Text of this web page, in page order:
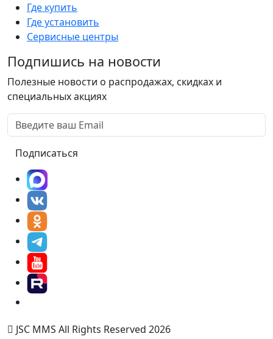
Где купить
Где установить
Сервисные центры
Подпишись на новости
Полезные новости о распродажах, скидках и
специальных акциях
Подписаться
JSC MMS All Rights Reserved 2026